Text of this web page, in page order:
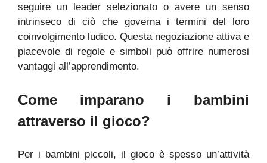
seguire un leader selezionato o avere un senso
intrinseco di ciò che governa i termini del loro
coinvolgimento ludico. Questa negoziazione attiva e
piacevole di regole e simboli può offrire numerosi
vantaggi all’apprendimento.
Come imparano i bambini
attraverso il gioco?
Per i bambini piccoli, il gioco è spesso un’attività